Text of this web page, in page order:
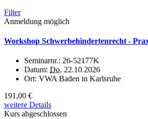
Filter
Anmeldung möglich
Workshop Schwerbehindertenrecht -
Seminarnr.: 26-52177K
Datum: Do. 22.10.2026
Ort: VWA Baden in Karlsruhe
191,00 €
weitere Details
Kurs abgeschlossen